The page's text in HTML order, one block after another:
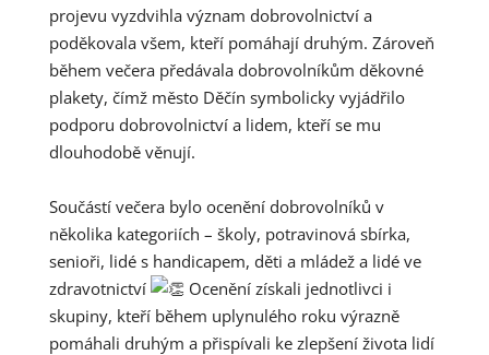
projevu vyzdvihla význam dobrovolnictví a
poděkovala všem, kteří pomáhají druhým. Zároveň
během večera předávala dobrovolníkům děkovné
plakety, čímž město Děčín symbolicky vyjádřilo
podporu dobrovolnictví a lidem, kteří se mu
dlouhodobě věnují.
Součástí večera bylo ocenění dobrovolníků v
několika kategoriích – školy, potravinová sbírka,
senioři, lidé s handicapem, děti a mládež a lidé ve
zdravotnictví
Ocenění získali jednotlivci i
skupiny, kteří během uplynulého roku výrazně
pomáhali druhým a přispívali ke zlepšení života lidí